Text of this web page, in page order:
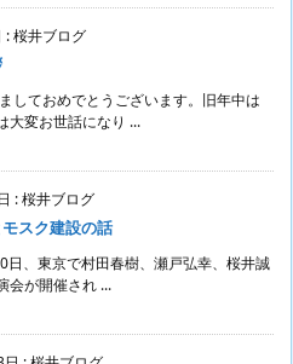
:桜井ブログ
しておめでとうございます。旧年中は
大変お世話になり ...
:桜井ブログ
スク建設の話
日、東京で村田春樹、瀬戸弘幸、桜井誠
会が開催され ...